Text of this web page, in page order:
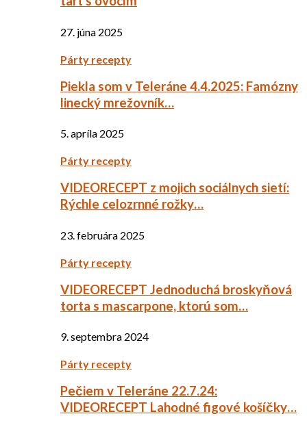
27. júna 2025
Párty recepty
Piekla som v Teleráne 4.4.2025: Famózny
linecký mrežovník…
5. apríla 2025
Párty recepty
VIDEORECEPT z mojich sociálnych sietí:
Rýchle celozrnné rožky…
23. februára 2025
Párty recepty
VIDEORECEPT Jednoduchá broskyňová
torta s mascarpone, ktorú som…
9. septembra 2024
Párty recepty
Pečiem v Teleráne 22.7.24:
VIDEORECEPT Lahodné figové košíčky…